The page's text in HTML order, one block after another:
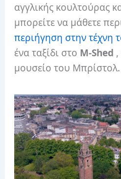
αγγλικής κουλτούρας
μπορείτε να μάθετε
περιήγηση στην τέχνη
ένα ταξίδι στο M-Shed
μουσείο του Μπρίστολ.